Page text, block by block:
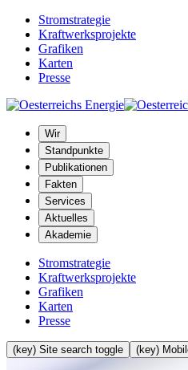
Stromstrategie
Kraftwerksprojekte
Grafiken
Karten
Presse
Wir
Standpunkte
Publikationen
Fakten
Services
Aktuelles
Akademie
Stromstrategie
Kraftwerksprojekte
Grafiken
Karten
Presse
(key) Site search toggle (key)